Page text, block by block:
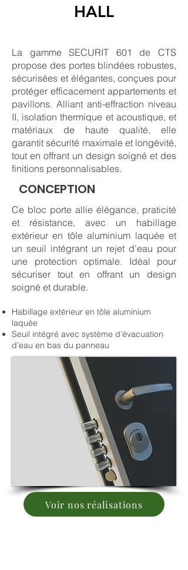
HALL
La gamme SECURIT 601 de CTS
propose des portes blindées robustes,
sécurisées et élégantes, conçues pour
protéger efficacement appartements et
pavillons. Alliant anti-effraction niveau
II, isolation thermique et acoustique, et
matériaux de haute qualité, elle
garantit sécurité maximale et longévité,
tout en offrant un design soigné et des
finitions personnalisables.
CONCEPTION
Ce bloc porte allie élégance, praticité
et résistance, avec un habillage
extérieur en tôle aluminium laquée et
un seuil intégrant un rejet d’eau pour
une protection optimale. Idéal pour
sécuriser tout en offrant un design
soigné et durable.
Habillage extérieur en tôle aluminium
laquée
Seuil intégré avec système d’évacuation
d’eau en bas du panneau
Voir nos réalisations